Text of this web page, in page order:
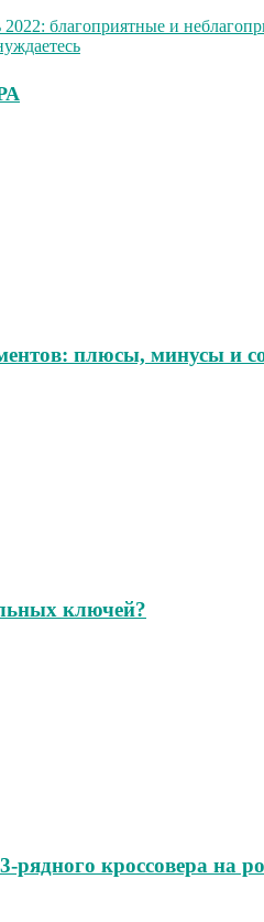
благоприятные и
плюсы, минусы и
ключей?
рядного кроссовера на